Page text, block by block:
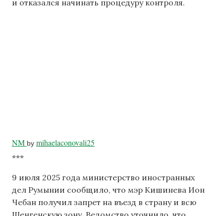
и отказался начинать процедуру контроля.
NM by mihaelaconovali25
***
9 июля 2025 года министерство иностранных
дел Румынии сообщило, что мэр Кишинева Ион
Чебан получил запрет на въезд в страну и всю